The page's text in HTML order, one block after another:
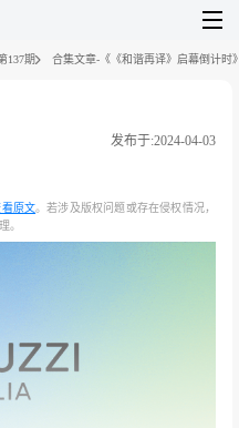
137期 合集文章-《《和谐再译》启幕倒计时
发布于:2024-04-03
看原文。若涉及版权问题或存在侵权情况，
。